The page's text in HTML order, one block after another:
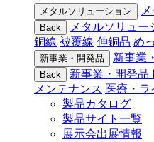
メタルソリューション
Back メタルソリュー
銅線 被覆線 伸銅品 め
新事業・開発品 新事業
Back 新事業・開発品
メンテナンス 医療・ラ
製品カタログ
製品サイト一覧
展示会出展情報